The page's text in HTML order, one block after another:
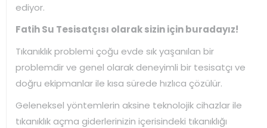
ediyor.
Fatih Su Tesisatçısı olarak sizin için buradayız!
Tıkanıklık problemi çoğu evde sık yaşanılan bir
problemdir ve genel olarak deneyimli bir tesisatçı ve
doğru ekipmanlar ile kısa sürede hızlıca çözülür.
Geleneksel yöntemlerin aksine teknolojik cihazlar ile
tıkanıklık açma giderlerinizin içerisindeki tıkanıklığı